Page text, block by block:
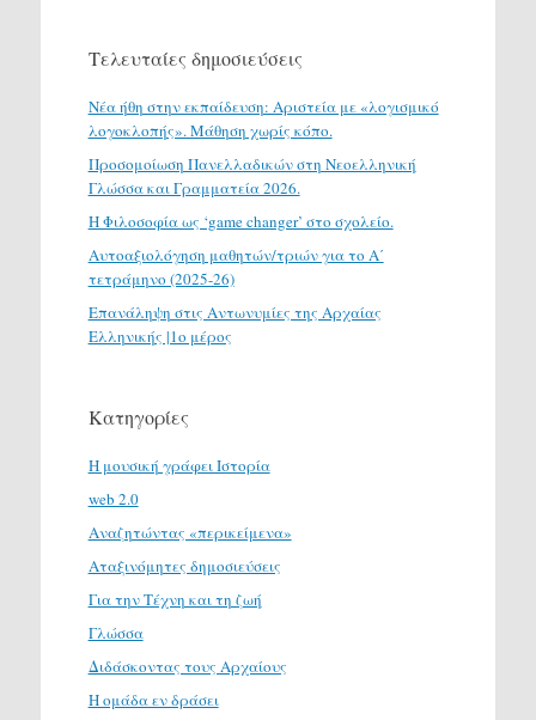
Τελευταίες δημοσιεύσεις
Νέα ήθη στην εκπαίδευση: Αριστεία με «λογισμικό
λογοκλοπής». Μάθηση χωρίς κόπο.
Προσομοίωση Πανελλαδικών στη Νεοελληνική
Γλώσσα και Γραμματεία 2026.
H Φιλοσοφία ως ‘game changer’ στο σχολείο.
Αυτοαξιολόγηση μαθητών/τριών για το Α΄
τετράμηνο (2025-26)
Επανάληψη στις Αντωνυμίες της Αρχαίας
Ελληνικής |1ο μέρος
Κατηγορίες
H μουσική γράφει Ιστορία
web 2.0
Αναζητώντας «περικείμενα»
Αταξινόμητες δημοσιεύσεις
Για την Τέχνη και τη ζωή
Γλώσσα
Διδάσκοντας τους Αρχαίους
Η ομάδα εν δράσει